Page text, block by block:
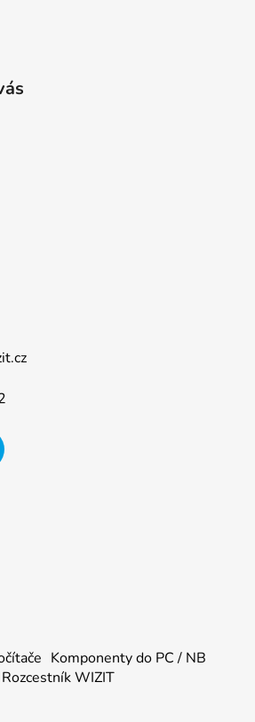
Komponenty do PC / NB
Rozcestník WIZIT